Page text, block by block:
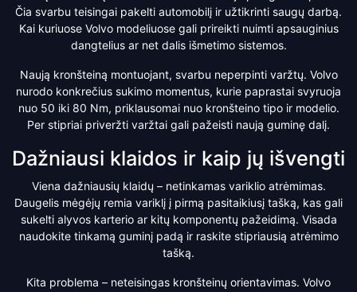
Čia svarbu teisingai pakelti automobilį ir užtikrinti saugų darbą.
Kai kuriuose Volvo modeliuose gali prireikti nuimti apsauginius
dangtelius ar net dalis išmetimo sistemos.
Naują kronšteiną montuojant, svarbu neperpinti varžtų. Volvo
nurodo konkrečius sukimo momentus, kurie paprastai svyruoja
nuo 50 iki 80 Nm, priklausomai nuo kronšteino tipo ir modelio.
Per stipriai priveržti varžtai gali pažeisti naują guminę dalį.
Dažniausi klaidos ir kaip jų išvengti
Viena dažniausių klaidų – netinkamas variklio atrėmimas.
Daugelis mėgėjų remia variklį į pirmą pasitaikiusį tašką, kas gali
sukelti alyvos karterio ar kitų komponentų pažeidimą. Visada
naudokite tinkamą guminį padą ir raskite stipriausią atrėmimo
tašką.
Kita problema – neteisingas kronšteinų orientavimas. Volvo